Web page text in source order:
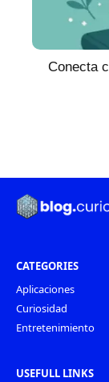
Conecta
CATEGORIES
Aplicaciones
Curiosidad
Entretenimiento
USEFULL LINKS